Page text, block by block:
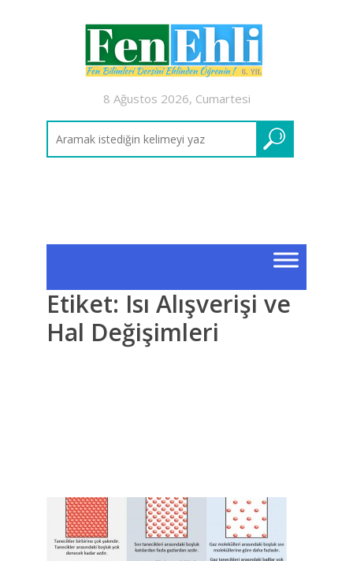
8 Ağustos 2026, Cumartesi
Etiket: Isı Alışverişi ve
Hal Değişimleri